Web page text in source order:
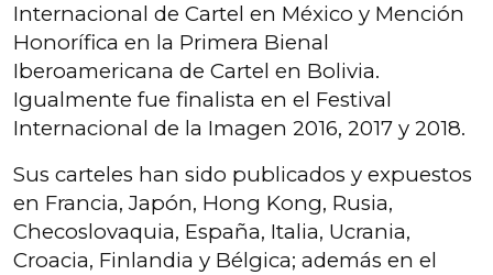
Internacional de Cartel en México y Mención
Honorífica en la Primera Bienal
Iberoamericana de Cartel en Bolivia.
Igualmente fue finalista en el Festival
Internacional de la Imagen 2016, 2017 y 2018.
Sus carteles han sido publicados y expuestos
en Francia, Japón, Hong Kong, Rusia,
Checoslovaquia, España, Italia, Ucrania,
Croacia, Finlandia y Bélgica; además en el